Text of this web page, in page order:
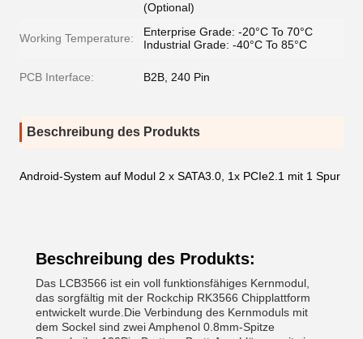
(Optional)
Working Temperature:
Enterprise Grade: -20°C To 70°C
Industrial Grade: -40°C To 85°C
PCB Interface: B2B, 240 Pin
Beschreibung des Produkts
Android-System auf Modul 2 x SATA3.0, 1x PCIe2.1 mit 1 Spur
Beschreibung des Produkts:
Das LCB3566 ist ein voll funktionsfähiges Kernmodul,
das sorgfältig mit der Rockchip RK3566 Chipplattform
entwickelt wurde.Die Verbindung des Kernmoduls mit
dem Sockel sind zwei Amphenol 0.8mm-Spitze